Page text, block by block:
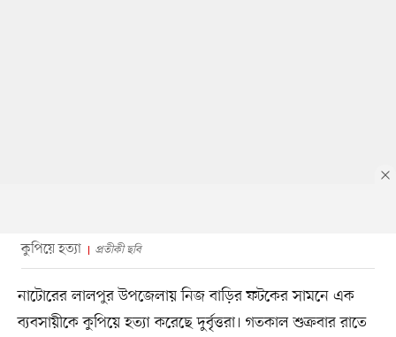
কুপিয়ে হত্যা প্রতীকী ছবি
নাটোরের লালপুর উপজেলায় নিজ বাড়ির ফটকের সামনে এক
ব্যবসায়ীকে কুপিয়ে হত্যা করেছে দুর্বৃত্তরা। গতকাল শুক্রবার রাতে